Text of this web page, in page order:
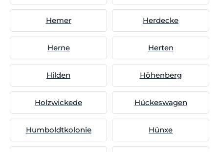
Hemer Herdecke
Herne Herten
Hilden Höhenberg
Holzwickede Hückeswagen
Humboldtkolonie Hünxe